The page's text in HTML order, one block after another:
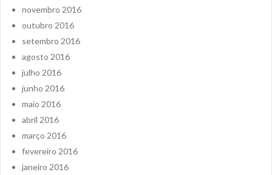
novembro 2016
outubro 2016
setembro 2016
agosto 2016
julho 2016
junho 2016
maio 2016
abril 2016
março 2016
fevereiro 2016
janeiro 2016